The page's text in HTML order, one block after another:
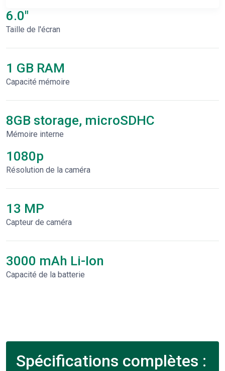
6.0"
Taille de l'écran
1 GB RAM
Capacité mémoire
8GB storage, microSDHC
Mémoire interne
1080p
Résolution de la caméra
13 MP
Capteur de caméra
3000 mAh Li-Ion
Capacité de la batterie
Spécifications complètes :